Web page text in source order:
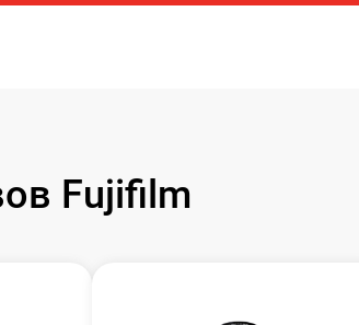
Fujifilm